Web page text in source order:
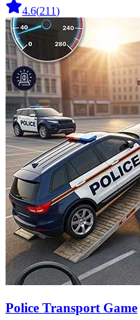
4.6(211)
Police Transport Game